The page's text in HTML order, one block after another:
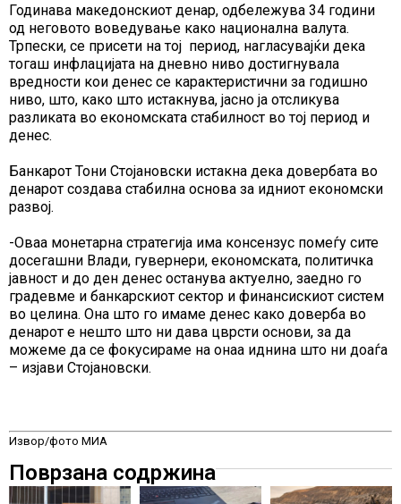
Годинава македонскиот денар, одбележува 34 години
од неговото воведување како национална валута.
Трпески, се присети на тој период, нагласувајќи дека
тогаш инфлацијата на дневно ниво достигнувала
вредности кои денес се карактеристични за годишно
ниво, што, како што истакнува, јасно ја отсликува
разликата во економската стабилност во тој период и
денес.
Банкарот Тони Стојановски истакна дека довербата во
денарот создава стабилна основа за идниот економски
развој.
-Оваа монетарна стратегија има консензус помеѓу сите
досегашни Влади, гувернери, економската, политичка
јавност и до ден денес останува актуелно, заедно го
градевме и банкарскиот сектор и финансискиот систем
во целина. Она што го имаме денес како доверба во
денарот е нешто што ни дава цврсти основи, за да
можеме да се фокусираме на онаа иднина што ни доаѓа
– изјави Стојановски.
Извор/фото МИА
Поврзана содржина